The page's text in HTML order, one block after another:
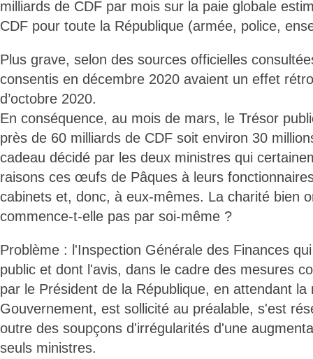
milliards de CDF par mois sur la paie globale
CDF pour toute la République (armée, police,
Plus grave, selon des sources officielles
consentis en décembre 2020 avaient un effet
d’octobre 2020.
En conséquence, au mois de mars, le Trésor
près de 60 milliards de CDF soit environ 30
cadeau décidé par les deux ministres qui
raisons ces œufs de Pâques à leurs
cabinets et, donc, à eux-mêmes. La charité bien
commence-t-elle pas par soi-même ?
Problème : l'Inspection Générale des Finances
public et dont l'avis, dans le cadre des mesures
par le Président de la République, en attendant la
Gouvernement, est sollicité au préalable, s'est
outre des soupçons d'irrégularités d'une
seuls ministres.